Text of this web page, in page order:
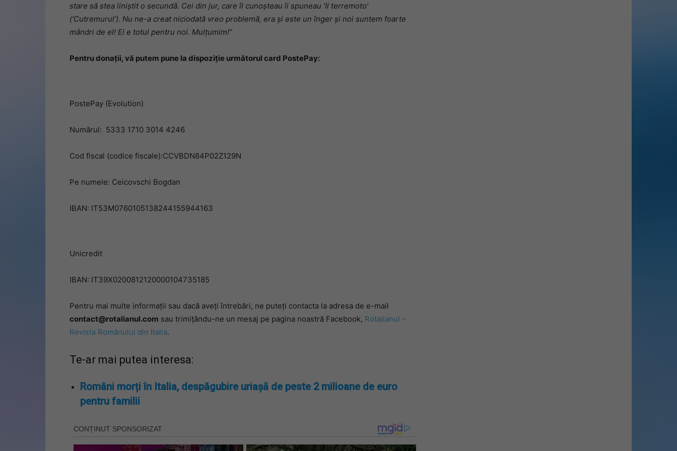
stare să stea liniștit o secundă. Cei din jur, care îl cunoșteau îi spuneau ‘Il terremoto’
(‘Cutremurul’). Nu ne-a creat niciodată vreo problemă, era și este un înger și noi suntem foarte
mândri de el! El e totul pentru noi. Mulțumim!”
Pentru donații, vă putem pune la dispoziție următorul card PostePay:
PostePay (Evolution)
Numărul: 5333 1710 3014 4246
Cod fiscal (codice fiscale):CCVBDN84P02Z129N
Pe numele: Ceicovschi Bogdan
IBAN: IT53M0760105138244155944163
Unicredit
IBAN: IT39X0200812120000104735185
Pentru mai multe informații sau dacă aveți întrebări, ne puteți contacta la adresa de e-mail
contact@rotalianul.com sau trimițându-ne un mesaj pe pagina noastră Facebook, Rotalianul –
Revista Românului din Italia.
Te-ar mai putea interesa:
Români morți în Italia, despăgubire uriașă de peste 2 milioane de euro
pentru familii